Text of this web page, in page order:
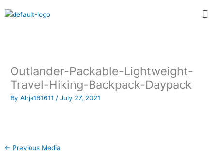
to
Outlander-Packable-Lightweight-
Travel-Hiking-Backpack-Daypack
ByAhja161611/July 27, 2021
← Previous Media